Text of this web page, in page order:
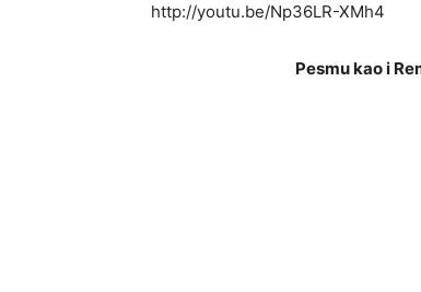
http://youtu.be/Np36LR-XMh4
Pesmu kao i